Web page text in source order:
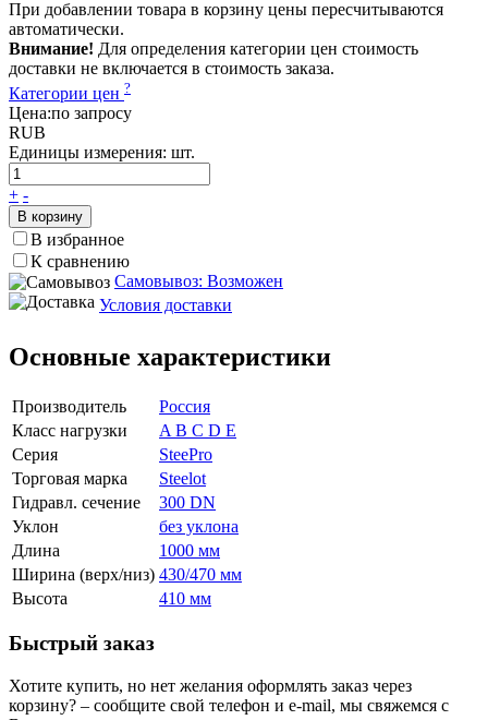
При добавлении товара в корзину цены пересчитываются
автоматически.
Внимание! Для определения категории цен стоимость
доставки не включается в стоимость заказа.
Категории цен ?
Цена:по запросу
RUB
Единицы измерения: шт.
+ -
В корзину
В избранное
К сравнению
Самовывоз: Возможен
Условия доставки
Основные характеристики
Производитель
Россия
Класс нагрузки
A B C D E
Серия
SteePro
Торговая марка
Steelot
Гидравл. сечение
300 DN
Уклон
без уклона
Длина
1000 мм
Ширина (верх/низ) 430/470 мм
Высота
410 мм
Быстрый заказ
Хотите купить, но нет желания оформлять заказ через
корзину? – сообщите свой телефон и e-mail, мы свяжемся с